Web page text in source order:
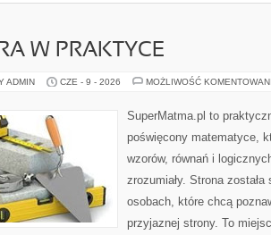
W PRAKTYCE
ADMIN CZE - 9 - 2026 MOŻLIWOŚĆ
SuperMatma.pl to
poświęcony matematyce,
wzorów, równań i
zrozumiały. Strona
osobach, które chcą
przyjaznej strony. To